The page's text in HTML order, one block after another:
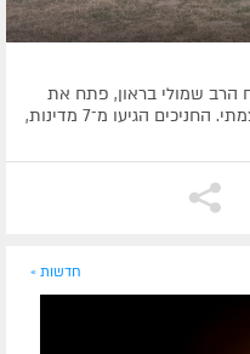
הרב שמולי בראון, פתח את
שעריו ל־117 ילדים שיחוו קיץ חסידי ועוצמתי. החניכים הגיעו מ־7 מדינות,
חדשות »